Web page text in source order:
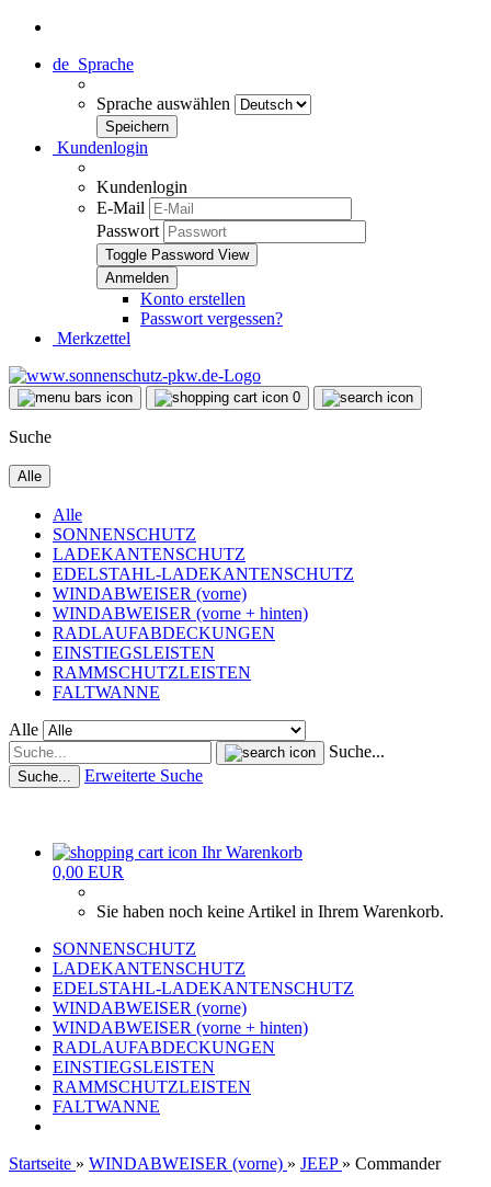
de Sprache
Sprache auswählen
Kundenlogin
Kundenlogin
E-Mail
Passwort
Toggle Password View
Konto erstellen
Passwort vergessen?
Merkzettel
0
Suche
Alle
Alle
SONNENSCHUTZ
LADEKANTENSCHUTZ
EDELSTAHL-LADEKANTENSCHUTZ
WINDABWEISER (vorne)
WINDABWEISER (vorne + hinten)
RADLAUFABDECKUNGEN
EINSTIEGSLEISTEN
RAMMSCHUTZLEISTEN
FALTWANNE
Alle
Suche...
Suche... Erweiterte Suche
Ihr Warenkorb
0,00 EUR
Sie haben noch keine Artikel in Ihrem Warenkorb.
SONNENSCHUTZ
LADEKANTENSCHUTZ
EDELSTAHL-LADEKANTENSCHUTZ
WINDABWEISER (vorne)
WINDABWEISER (vorne + hinten)
RADLAUFABDECKUNGEN
EINSTIEGSLEISTEN
RAMMSCHUTZLEISTEN
FALTWANNE
Startseite » WINDABWEISER (vorne) » JEEP » Commander